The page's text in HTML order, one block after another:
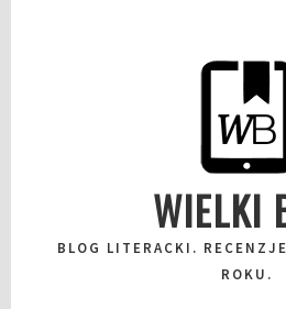
WIELKI
BLOG LITERACKI.
ROKU.